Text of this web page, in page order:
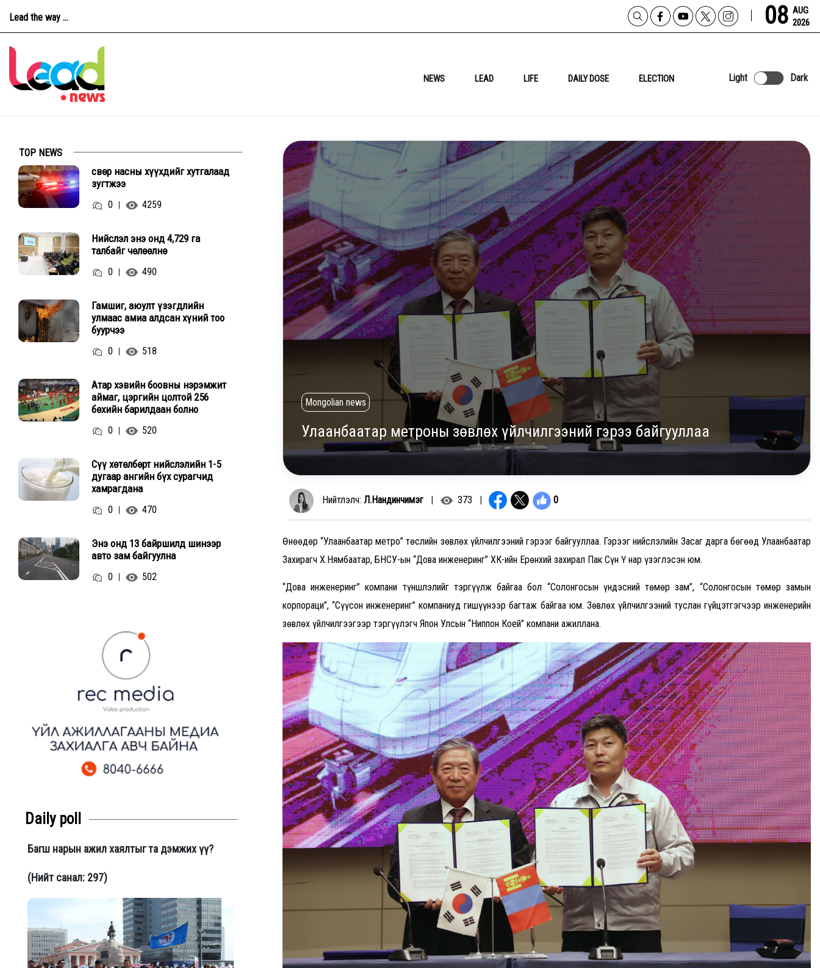
Lead the way ... 08 2026
AUG
NEWS LEAD LIFE DAILY DOSE ELECTION Light Dark
TOP NEWS
Өсвөр насны хүүхдийг хутгалаад
зугтжээ
0 4259
Нийслэл энэ онд 4,729 га
талбайг чөлөөлнө
0 490
Гамшиг, аюулт үзэгдлийн
улмаас амиа алдсан хүний тоо
буурчээ
0 518
Атар хэвийн боовны нэрэмжит
аймаг, цэргийн цолтой 256
бөхийн барилдаан болно
0 520
Сүү хөтөлбөрт нийслэлийн 1-5
дугаар ангийн бүх сурагчид
хамрагдана
0 470
Энэ онд 13 байршилд шинээр
авто зам байгуулна
0 502
Daily poll
Багш нарын ажил хаялтыг та дэмжих үү?
(Нийт санал: 297)
Mongolian news
Улаанбаатар метроны зөвлөх үйлчилгээний гэрээ байгууллаа
Нийтлэлч: Л.Нандинчимэг | 373 | 0
Өнөөдөр “Улаанбаатар метро” төслийн зөвлөх үйлчилгээний гэрээг байгууллаа. Гэрээг нийслэлийн Засаг дарга бөгөөд Улаанбаатар
Захирагч Х.Нямбаатар, БНСУ-ын “Дова инженеринг” ХК-ийн Ерөнхий захирал Пак Сүн Ү нар үзэглэсэн юм.
“Дова инженеринг” компани түншлэлийг тэргүүлж байгаа бол “Солонгосын үндэсний төмөр зам”, “Солонгосын төмөр замын
корпораци”, “Сүүсон инженеринг” компаниуд гишүүнээр багтаж байгаа юм. Зөвлөх үйлчилгээний туслан гүйцэтгэгчээр инженерийн
зөвлөх үйлчилгээгээр тэргүүлэгч Япон Улсын “Ниппон Коей” компани ажиллана.